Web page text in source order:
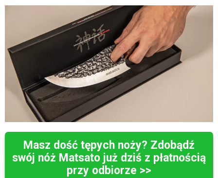
Masz dość tępych noży? Zdobądź
swój nóż Matsato już dziś z płatnością
przy odbiorze >>